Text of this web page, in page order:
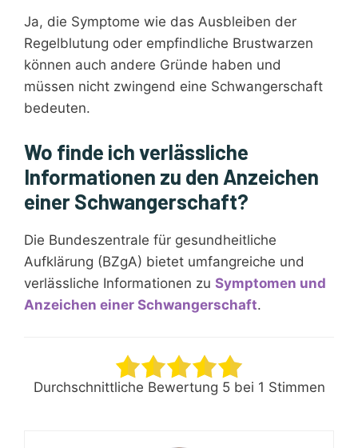
Ja, die Symptome wie das Ausbleiben der
Regelblutung oder empfindliche Brustwarzen
können auch andere Gründe haben und
müssen nicht zwingend eine Schwangerschaft
bedeuten.
Wo finde ich verlässliche
Informationen zu den Anzeichen
einer Schwangerschaft?
Die Bundeszentrale für gesundheitliche
Aufklärung (BZgA) bietet umfangreiche und
verlässliche Informationen zu Symptomen und
Anzeichen einer Schwangerschaft.
Durchschnittliche Bewertung 5bei 1 Stimmen